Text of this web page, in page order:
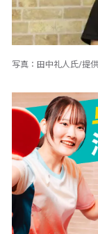
写真：田中礼人氏/提